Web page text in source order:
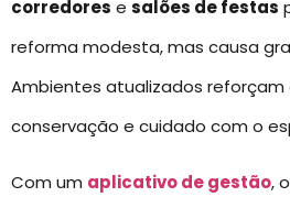
corredores e salões de festas
reforma modesta, mas causa
Ambientes atualizados reforçam
conservação e cuidado com o
Com um aplicativo de gestão,